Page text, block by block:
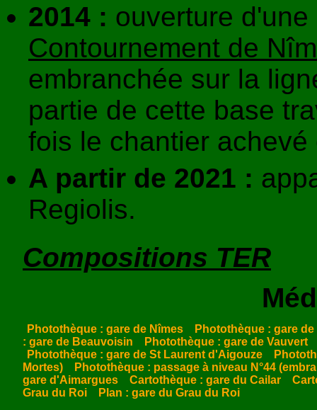
2014 : ouverture
Contournement de
embranchée sur la
partie de cette base
fois le chantier
A partir de 2021 :
Regiolis.
Compositions TER
Photothèque : gare de Nîmes
Photothèque : gare
: gare de Beauvoisin
Photothèque : gare de Vauvert
Photothèque : gare de St Laurent d'Aigouze
Mortes)
Photothèque : passage à niveau N°44
gare d'Aimargues
Cartothèque : gare du Cailar
Grau du Roi
Plan : gare du Grau du Roi